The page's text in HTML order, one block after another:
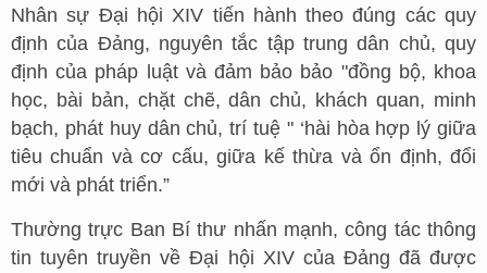
Nhân sự Đại hội XIV tiến hành theo đúng các quy
định của Đảng, nguyên tắc tập trung dân chủ, quy
định của pháp luật và đảm bảo bảo "đồng bộ, khoa
học, bài bản, chặt chẽ, dân chủ, khách quan, minh
bạch, phát huy dân chủ, trí tuệ " ‘hài hòa hợp lý giữa
tiêu chuẩn và cơ cấu, giữa kế thừa và ổn định, đổi
mới và phát triển.”
Thường trực Ban Bí thư nhấn mạnh, công tác thông
tin tuyên truyền về Đại hội XIV của Đảng đã được